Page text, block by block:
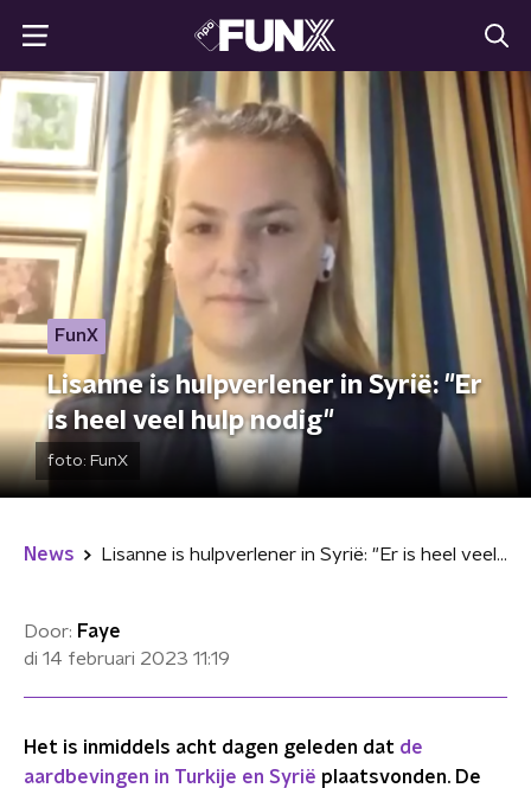
FunX
Lisanne is hulpverlener in Syrië: "Er
is heel veel hulp nodig"
foto: FunX
News Lisanne is hulpverlener in Syrië: "Er is heel veel hulp nodig"
Door: Faye
di 14 februari 2023 11:19
Het is inmiddels acht dagen geleden dat de
aardbevingen in Turkije en Syrië plaatsvonden. De